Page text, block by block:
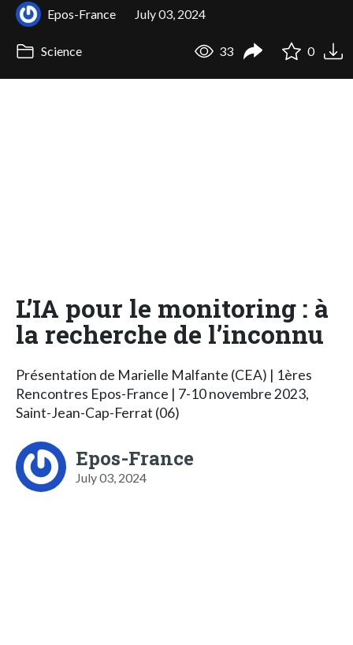
Epos-France July 03, 2024
Science 33 0
L’IA pour le monitoring : à
la recherche de l’inconnu
Présentation de Marielle Malfante (CEA) | 1ères
Rencontres Epos-France | 7-10 novembre 2023,
Saint-Jean-Cap-Ferrat (06)
Epos-France
July 03, 2024